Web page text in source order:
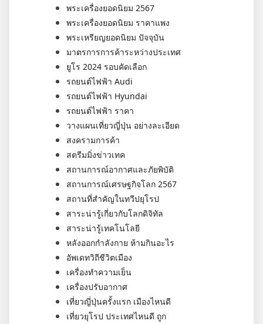
พระเครื่องยอดนิยม 2567
พระเครื่องยอดนิยม ราคาแพง
พระเหรียญยอดนิยม ปัจจุบัน
มาตรการการค้าระหว่างประเทศ
ยูโร 2024 รอบคัดเลือก
รถยนต์ไฟฟ้า Audi
รถยนต์ไฟฟ้า Hyundai
รถยนต์ไฟฟ้า ราคา
วางแผนเที่ยวญี่ปุ่น อย่างละเอียด
สงครามการค้า
สตรีมมิ่งข่าวเทค
สถานการณ์อากาศและภัยพิบัติ
สถานการณ์เศรษฐกิจโลก 2567
สถานที่สำคัญในทวีปยุโรป
สาระน่ารู้เกี่ยวกับโลกดิจิทัล
สาระน่ารู้เทคโนโลยี
หลังออกกําลังกาย ห้ามกินอะไร
อัพเดทวิถีชีวิตเมือง
เครื่องทำความเย็น
เครื่องปรับอากาศ
เที่ยวญี่ปุ่นครั้งแรก เมืองไหนดี
เที่ยวยุโรป ประเทศไหนดี ถูก